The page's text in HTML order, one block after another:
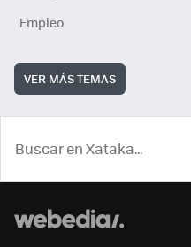
Empleo
VER MÁS TEMAS